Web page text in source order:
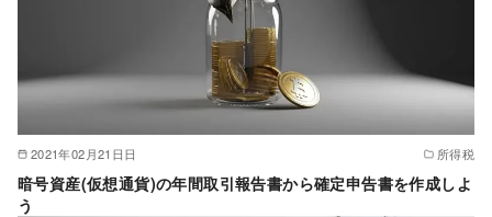
2021年02月21日日 所得税
暗号資産(仮想通貨)の年間取引報告書から確定申告書を作成しよ
う